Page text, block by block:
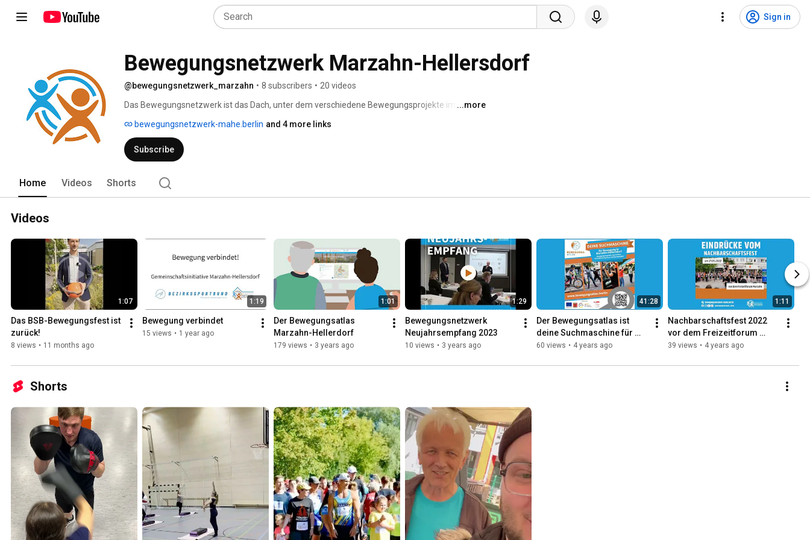
Sign in
Bewegungsnetzwerk Marzahn-Hellersdorf
@bewegungsnetzwerk_marzahn • 8 subscribers • 20 videos
Das Bewegungsnetzwerk ist das Dach, unter dem verschiedene Bewegungsprojekte im Bezirk
Strategie zu verfolgen! Unser Ziel ist es, Menschen jeden Alters und Hintergrunds
zusammenzubringen, um gemeinsam eine aktive und gesunde Lebensweise zu fördern.
...more
bewegungsnetzwerk-mahe.berlin and 4 more links
Subscribe
Home Videos Shorts
Videos
1:07
Das BSB-Bewegungsfest ist
zurück!
8 views • 11 months ago
1:19
Bewegung verbindet
15 views • 1 year ago
1:01
Der Bewegungsatlas
Marzahn-Hellerdorf
179 views • 3 years ago
1:29
Bewegungsnetzwerk
Neujahrsempfang 2023
10 views • 3 years ago
41:28
Der Bewegungsatlas ist
deine Suchmaschine für
Bewegung in Marzahn-
60 views • 4 years ago
1:11
Nachbarschaftsfest 2022
vor dem Freizeitforum
Marzahn
39 views • 4 years ago
Shorts